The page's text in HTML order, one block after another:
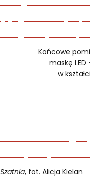
Końcowe
maskę
w
Szatnia, fot. Alicja Kielan